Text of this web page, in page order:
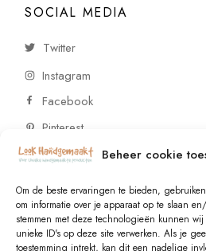
Beheer cookie
Om de beste ervaringen te bieden,
om informatie over je apparaat op te slaan
stemmen met deze technologieën kunnen
unieke ID's op deze site verwerken. Als je
toestemming intrekt, kan dit een nadelige
SOCIAL MEDIA
Twitter
Instagram
Facebook
Pinterest
CONTACT
Vragen of wensen? Neem